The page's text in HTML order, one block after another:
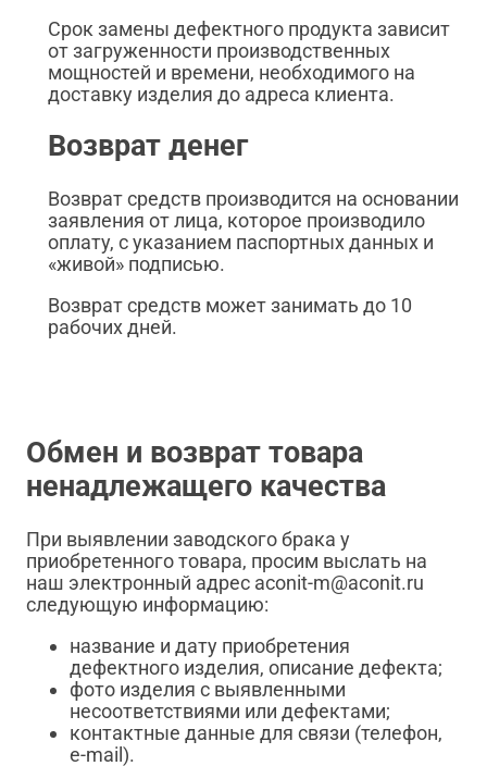
Срок замены дефектного продукта зависит
от загруженности производственных
мощностей и времени, необходимого на
доставку изделия до адреса клиента.
Возврат денег
Возврат средств производится на основании
заявления от лица, которое производило
оплату, с указанием паспортных данных и
«живой» подписью.
Возврат средств может занимать до 10
рабочих дней.
Обмен и возврат товара
ненадлежащего качества
При выявлении заводского брака у
приобретенного товара, просим выслать на
наш электронный адрес aconit-m@aconit.ru
следующую информацию:
название и дату приобретения
дефектного изделия, описание дефекта;
фото изделия с выявленными
несоответствиями или дефектами;
контактные данные для связи (телефон,
e-mail).